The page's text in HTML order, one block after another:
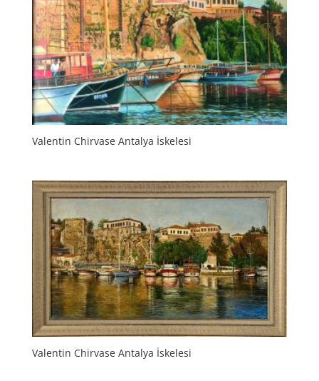
Valentin Chirvase Antalya İskelesi
Valentin Chirvase Antalya İskelesi